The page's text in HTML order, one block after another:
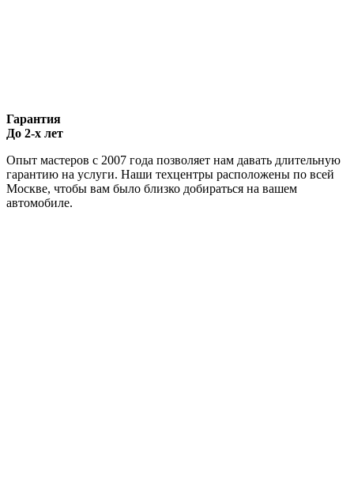
Гарантия
До 2-х лет
Опыт мастеров с 2007 года позволяет нам давать длительную
гарантию на услуги. Наши техцентры расположены по всей
Москве, чтобы вам было близко добираться на вашем
автомобиле.